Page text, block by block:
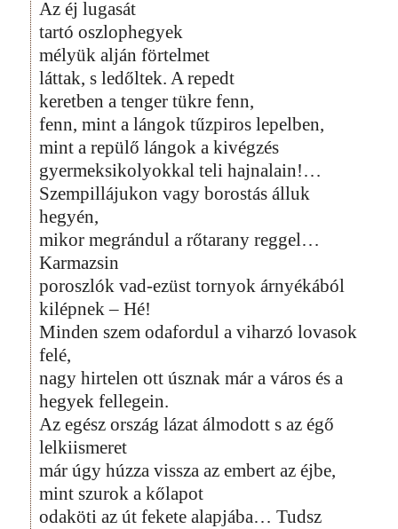
Az éj lugasát
tartó oszlophegyek
mélyük alján förtelmet
láttak, s ledőltek. A repedt
keretben a tenger tükre fenn,
fenn, mint a lángok tűzpiros lepelben,
mint a repülő lángok a kivégzés
gyermeksikolyokkal teli hajnalain!…
Szempillájukon vagy borostás álluk
hegyén,
mikor megrándul a rőtarany reggel…
Karmazsin
poroszlók vad-ezüst tornyok árnyékából
kilépnek – Hé!
Minden szem odafordul a viharzó lovasok
felé,
nagy hirtelen ott úsznak már a város és a
hegyek fellegein.
Az egész ország lázat álmodott s az égő
lelkiismeret
már úgy húzza vissza az embert az éjbe,
mint szurok a kőlapot
odaköti az út fekete alapjába… Tudsz